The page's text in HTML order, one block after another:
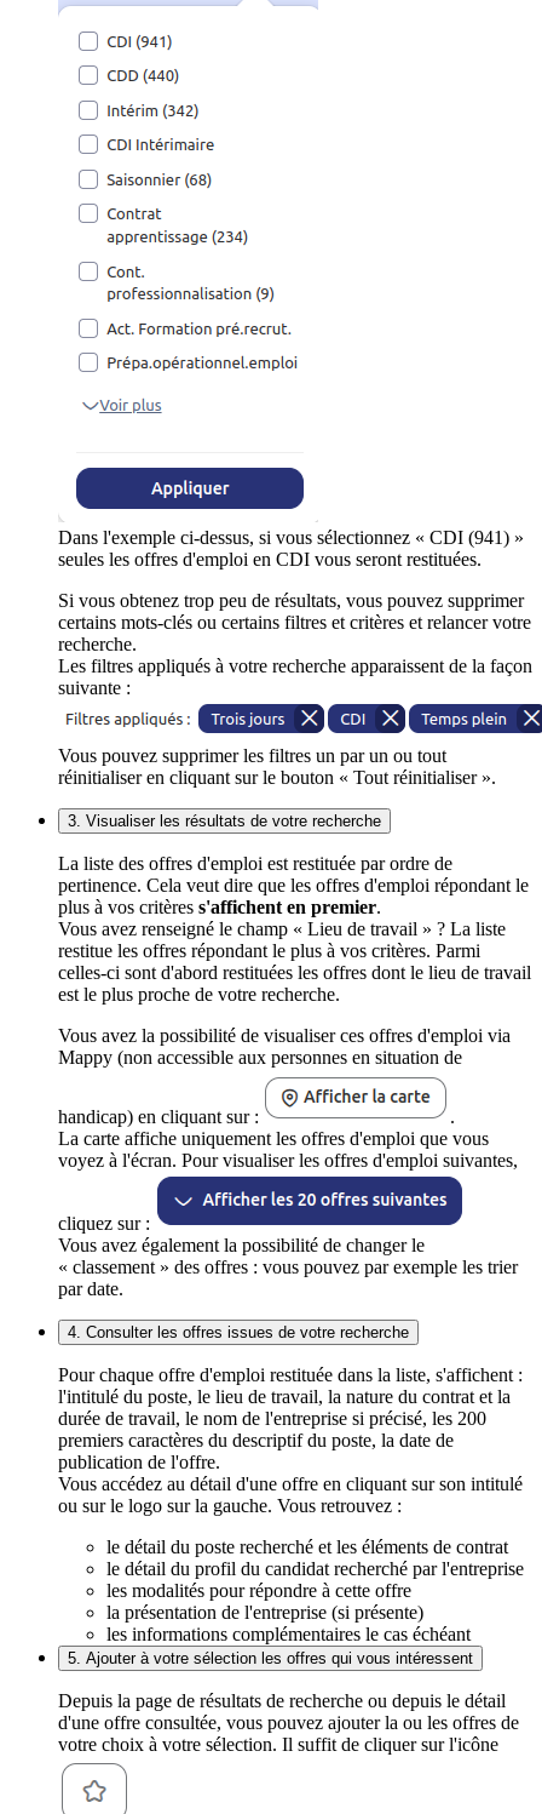
Dans l'exemple ci-dessus, si vous sélectionnez « CDI (941) »
seules les offres d'emploi en CDI vous seront restituées.
Si vous obtenez trop peu de résultats, vous pouvez supprimer
certains mots-clés ou certains filtres et critères et relancer votre
recherche.
Les filtres appliqués à votre recherche apparaissent de la façon
suivante :
Vous pouvez supprimer les filtres un par un ou tout
réinitialiser en cliquant sur le bouton « Tout réinitialiser ».
3. Visualiser les résultats de votre recherche
La liste des offres d'emploi est restituée par ordre de
pertinence. Cela veut dire que les offres d'emploi répondant le
plus à vos critères s'affichent en premier.
Vous avez renseigné le champ « Lieu de travail » ? La liste
restitue les offres répondant le plus à vos critères. Parmi
celles-ci sont d'abord restituées les offres dont le lieu de travail
est le plus proche de votre recherche.
Vous avez la possibilité de visualiser ces offres d'emploi via
Mappy (non accessible aux personnes en situation de
handicap) en cliquant sur :
.
La carte affiche uniquement les offres d'emploi que vous
voyez à l'écran. Pour visualiser les offres d'emploi suivantes,
cliquez sur :
Vous avez également la possibilité de changer le
« classement » des offres : vous pouvez par exemple les trier
par date.
4. Consulter les offres issues de votre recherche
Pour chaque offre d'emploi restituée dans la liste, s'affichent :
l'intitulé du poste, le lieu de travail, la nature du contrat et la
durée de travail, le nom de l'entreprise si précisé, les 200
premiers caractères du descriptif du poste, la date de
publication de l'offre.
Vous accédez au détail d'une offre en cliquant sur son intitulé
ou sur le logo sur la gauche. Vous retrouvez :
le détail du poste recherché et les éléments de contrat
le détail du profil du candidat recherché par l'entreprise
les modalités pour répondre à cette offre
la présentation de l'entreprise (si présente)
les informations complémentaires le cas échéant
5. Ajouter à votre sélection les offres qui vous intéressent
Depuis la page de résultats de recherche ou depuis le détail
d'une offre consultée, vous pouvez ajouter la ou les offres de
votre choix à votre sélection. Il suffit de cliquer sur l'icône